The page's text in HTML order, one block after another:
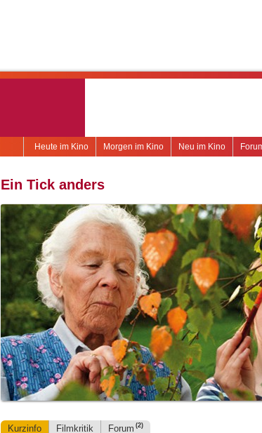
Neu im Kino
Morgen im Kino
Heute im Kino
Ein Tick anders
Kurzinfo Filmkritik Forum (2)